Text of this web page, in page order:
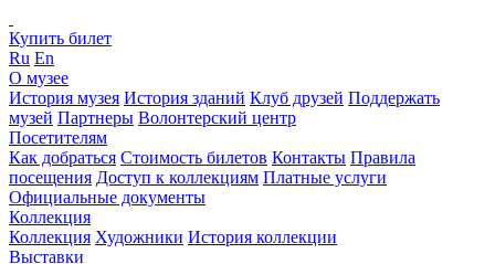
Купить билет
Ru En
О музее
История музея История зданий Клуб друзей Поддержать
музей Партнеры Волонтерский центр
Посетителям
Как добраться Стоимость билетов Контакты Правила
посещения Доступ к коллекциям Платные услуги
Официальные документы
Коллекция
Коллекция Художники История коллекции
Выставки